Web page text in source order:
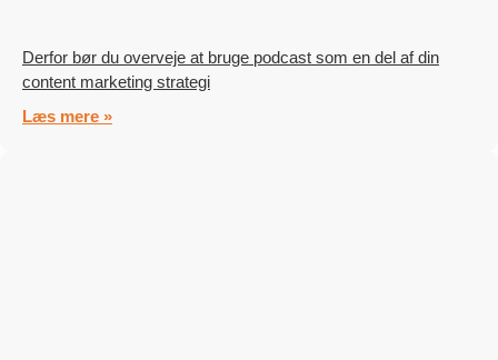
Derfor bør du overveje at bruge podcast som en del af din
content marketing strategi
Læs mere »